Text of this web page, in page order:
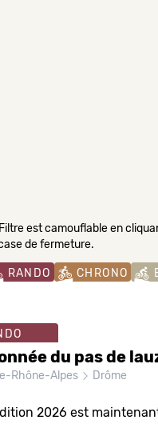
est camouflable en
de fermeture.
RANDO CHRONO
du pas de
Rhône-Alpes Drôme
2026 est